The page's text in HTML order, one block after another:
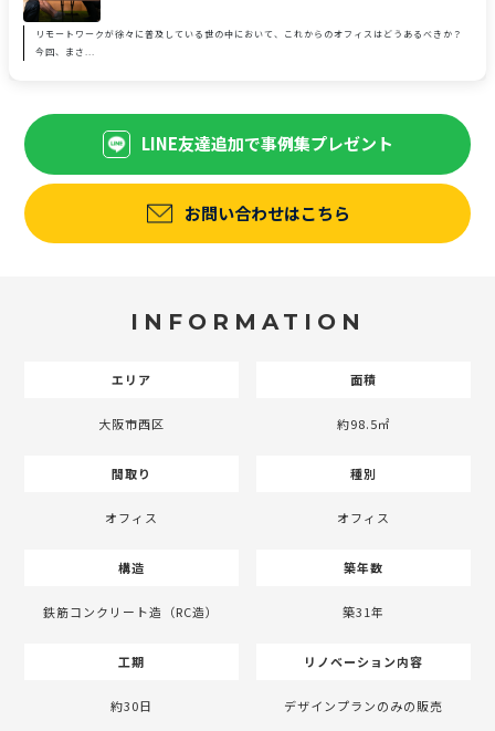
リモートワークが徐々に普及している世の中において、これからのオフィスはどうあるべきか？
今回、まさ...
LINE友達追加で事例集プレゼント
お問い合わせはこちら
INFORMATION
エリア
大阪市西区
面積
約98.5㎡
間取り
オフィス
種別
オフィス
構造
鉄筋コンクリート造（RC造）
築年数
築31年
工期
約30日
リノベーション内容
デザインプランのみの販売